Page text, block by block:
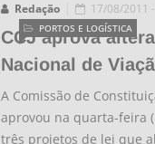
Redação
PORTOS E LOGÍSTICA
17/08/2011
CCJ aprova
Nacional de
A Comissão de
aprovou na quarta-feira
três projetos de lei que